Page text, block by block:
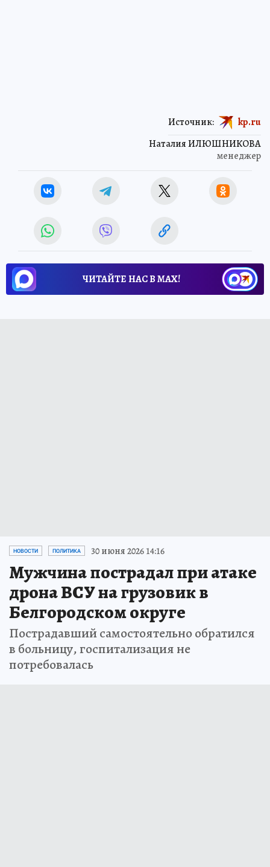
Наталия ИЛЮШНИКОВА
менеджер
Источник: kp.ru
ЧИТАЙТЕ НАС В МАХ!
НОВОСТИ ПОЛИТИКА 30 июня 2026 14:16
Мужчина пострадал при атаке
дрона ВСУ на грузовик в
Белгородском округе
Пострадавший самостоятельно обратился
в больницу, госпитализация не
потребовалась